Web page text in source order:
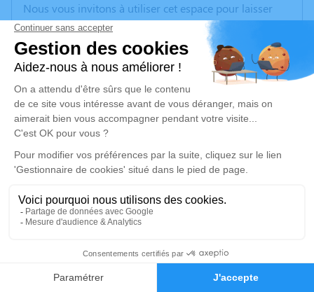
Faire-part Hommages
Nous vous invitons à utiliser cet espace pour laisser
vos condoléances, partager des photos souvenirs, une
anecdote ou exprimer vos pensées à travers des
poèmes ou des textes. Cet endroit est un lieu
d'expression dédié à honorer la mémoire d’Annie
PRADIGNAC.
Un service de plantation d’arbre hommage est
disponible ici.
Je rends hommage
Cérémonie civile
Cimetière de Saint-Junien
Avenue Elisée Reclus